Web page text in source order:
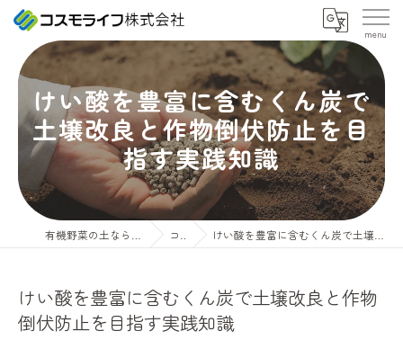
けい酸を豊富に含むくん炭で
土壌改良と作物倒伏防止を目
指す実践知識
コラム けい酸を豊富に含むくん炭で土壌改良と作物倒伏防止を目指す実践知識
けい酸を豊富に含むくん炭で土壌改良と作物
倒伏防止を目指す実践知識